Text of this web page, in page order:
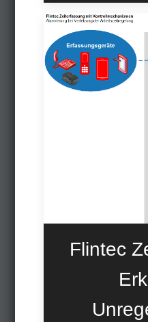
Flintec